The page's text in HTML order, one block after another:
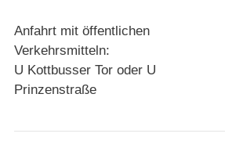
Anfahrt mit öffentlichen
Verkehrsmitteln:
U Kottbusser Tor oder U
Prinzenstraße